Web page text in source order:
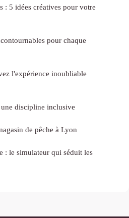
: 5 idées créatives pour votre
pour chaque
l'expérience inoubliable
discipline inclusive
de pêche à Lyon
: le simulateur qui séduit les